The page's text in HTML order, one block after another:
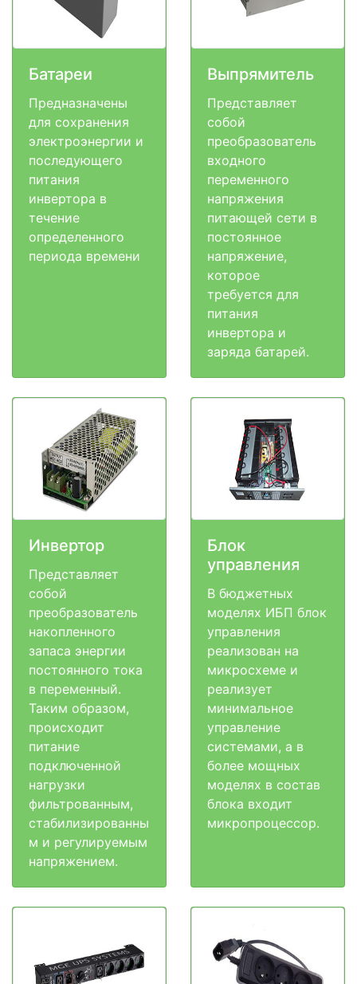
Батареи
Предназначены
для сохранения
электроэнергии и
последующего
питания
инвертора в
течение
определенного
периода времени
Выпрямитель
Представляет
собой
преобразователь
входного
переменного
напряжения
питающей сети в
постоянное
напряжение,
которое
требуется для
питания
инвертора и
заряда батарей.
Инвертор
Представляет
собой
преобразователь
накопленного
запаса энергии
постоянного тока
в переменный.
Таким образом,
происходит
питание
подключенной
нагрузки
фильтрованным,
стабилизированны
м и регулируемым
напряжением.
Блок
управления
В бюджетных
моделях ИБП блок
управления
реализован на
микросхеме и
реализует
минимальное
управление
системами, а в
более мощных
моделях в состав
блока входит
микропроцессор.